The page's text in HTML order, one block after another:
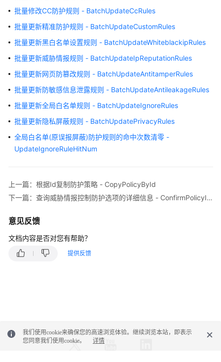
批
量
除
规
-
BatchDeleteRules
创
建
胁
情
问
控
-
CreateIpReputationRule
访
批量修改CC防护规则 - BatchUpdateCcRules
批量更新精准防护规则 - BatchUpdateCustomRules
批量更新黑白名单设置规则 - BatchUpdateWhiteblackipRules
批量更新威胁情报规则 - BatchUpdateIpReputationRules
批量更新网页防篡改规则 - BatchUpdateAntitamperRules
批量更新防敏感信息泄露规则 - BatchUpdateAntileakageRules
批量更新全局白名单规则 - BatchUpdateIgnoreRules
批量更新隐私屏蔽规则 - BatchUpdatePrivacyRules
全局白名单(原误报屏蔽)防护规则的命中次数清零 -
UpdateIgnoreRuleHitNum
上一篇：根据Id复制防护策略 - CopyPolicyById
下一篇：查询威胁情报控制防护选项的详细信息 - ConfirmPolicyIpReputationMap
意见反馈
文档内容是否对您有帮助？
提供反馈
我们使用cookie来确保您的高速浏览体验。继续浏览本站，即表示
您同意我们使用cookie。
详情